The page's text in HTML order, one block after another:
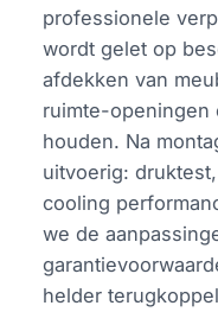
professionele
wordt gelet op
afdekken van
ruimte-openingen
houden. Na
uitvoerig:
cooling
we de
helder